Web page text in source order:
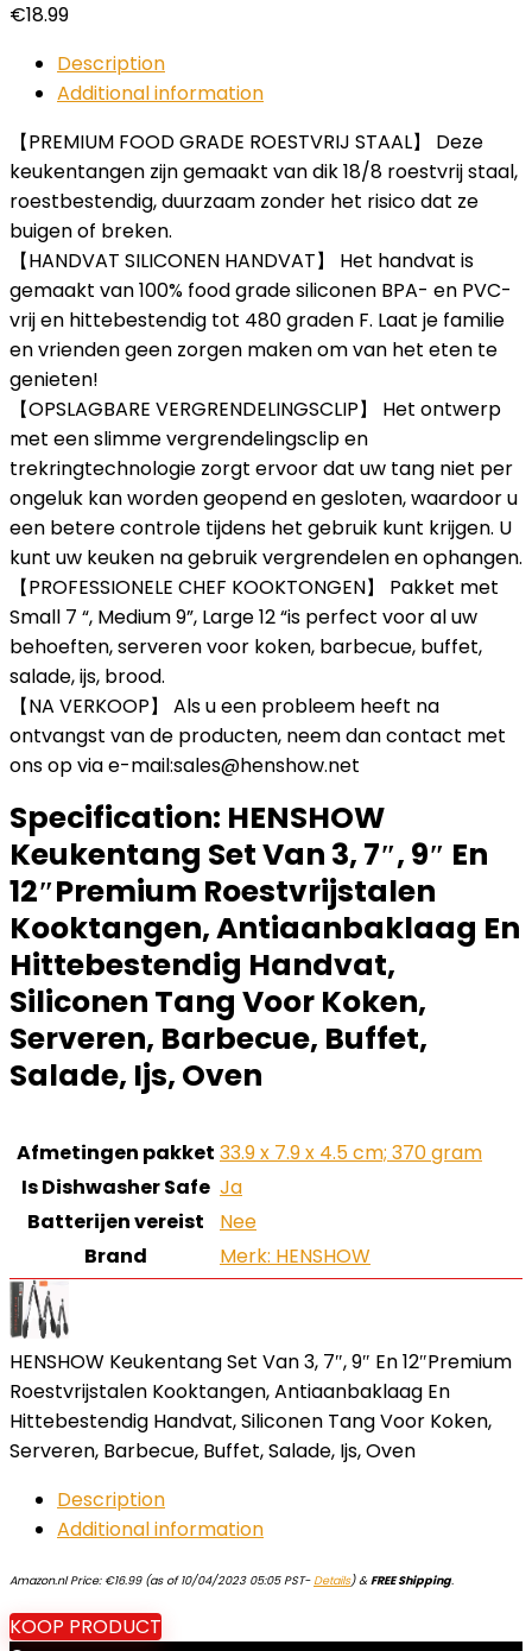
€18.99
Description
Additional information
【PREMIUM FOOD GRADE ROESTVRIJ STAAL】 Deze
keukentangen zijn gemaakt van dik 18/8 roestvrij staal,
roestbestendig, duurzaam zonder het risico dat ze
buigen of breken.
【HANDVAT SILICONEN HANDVAT】 Het handvat is
gemaakt van 100% food grade siliconen BPA- en PVC-
vrij en hittebestendig tot 480 graden F. Laat je familie
en vrienden geen zorgen maken om van het eten te
genieten!
【OPSLAGBARE VERGRENDELINGSCLIP】 Het ontwerp
met een slimme vergrendelingsclip en
trekringtechnologie zorgt ervoor dat uw tang niet per
ongeluk kan worden geopend en gesloten, waardoor u
een betere controle tijdens het gebruik kunt krijgen. U
kunt uw keuken na gebruik vergrendelen en ophangen.
【PROFESSIONELE CHEF KOOKTONGEN】 Pakket met
Small 7 “, Medium 9”, Large 12 “is perfect voor al uw
behoeften, serveren voor koken, barbecue, buffet,
salade, ijs, brood.
【NA VERKOOP】 Als u een probleem heeft na
ontvangst van de producten, neem dan contact met
ons op via e-mail:sales@henshow.net
Specification: HENSHOW
Keukentang Set Van 3, 7″, 9″ En
12″Premium Roestvrijstalen
Kooktangen, Antiaanbaklaag En
Hittebestendig Handvat,
Siliconen Tang Voor Koken,
Serveren, Barbecue, Buffet,
Salade, Ijs, Oven
Afmetingen pakket ‎33.9 x 7.9 x 4.5 cm; 370 gram
Is Dishwasher Safe ‎Ja
Batterijen vereist
‎Nee
Brand
Merk: HENSHOW
HENSHOW Keukentang Set Van 3, 7″, 9″ En 12″Premium
Roestvrijstalen Kooktangen, Antiaanbaklaag En
Hittebestendig Handvat, Siliconen Tang Voor Koken,
Serveren, Barbecue, Buffet, Salade, Ijs, Oven
Description
Additional information
Amazon.nl Price: €16.99(as of 10/04/2023 05:05 PST-Details)&FREE Shipping.
KOOP PRODUCT